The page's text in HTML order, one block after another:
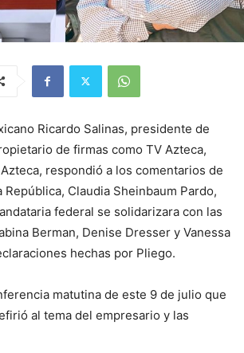
Ricardo Salinas, presidente de
de firmas como TV Azteca,
respondió a los comentarios de
Claudia Sheinbaum Pardo,
federal se solidarizara con las
Berman, Denise Dresser y Vanessa
hechas por Pliego.
matutina de este 9 de julio que
al tema del empresario y las